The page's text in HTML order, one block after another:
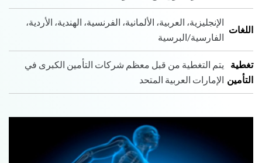
اللغات
الإنجليزية، العربية، الألمانية، الفرنسية، الهندية، الأردية،
الفارسية/البرسية
تغطية
التأمين
يتم التغطية من قبل معظم شركات التأمين الكبرى في
الإمارات العربية المتحد